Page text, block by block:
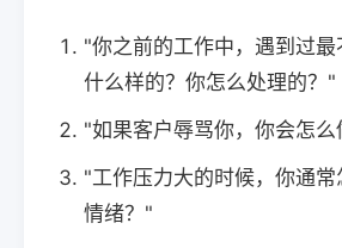
"你之前的工作中，遇到过
什么样的？你怎么处理的？"
"如果客户辱骂你，你会怎么
"工作压力大的时候，你通
情绪？"